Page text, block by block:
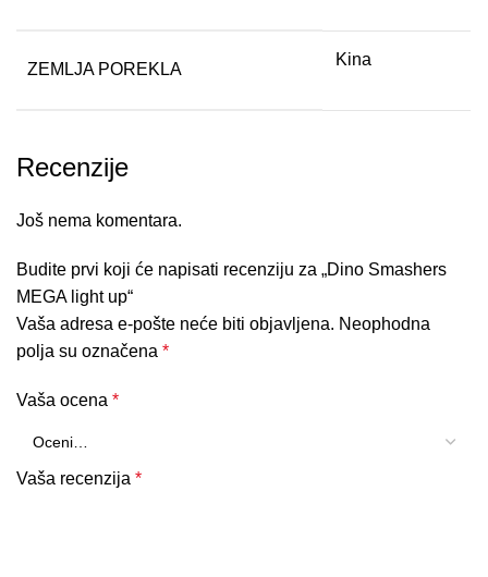
ZEMLJA POREKLA
Kina
Recenzije
Još nema komentara.
Budite prvi koji će napisati recenziju za „Dino Smashers
MEGA light up“
Vaša adresa e-pošte neće biti objavljena. Neophodna
polja su označena*
Vaša ocena*
Vaša recenzija*